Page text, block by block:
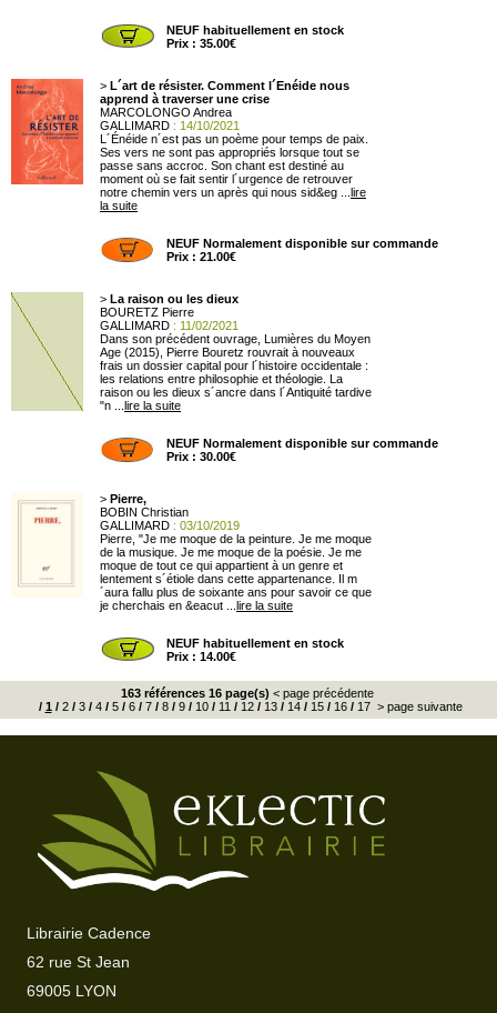
NEUF habituellement en stock
Prix : 35.00€
> L´art de résister. Comment l´Enéide nous
apprend à traverser une crise
MARCOLONGO Andrea
GALLIMARD : 14/10/2021
L´Énéide n´est pas un poème pour temps de paix.
Ses vers ne sont pas appropriés lorsque tout se
passe sans accroc. Son chant est destiné au
moment où se fait sentir l´urgence de retrouver
notre chemin vers un après qui nous sid&eg ... lire
la suite
NEUF Normalement disponible sur commande
Prix : 21.00€
> La raison ou les dieux
BOURETZ Pierre
GALLIMARD : 11/02/2021
Dans son précédent ouvrage, Lumières du Moyen
Age (2015), Pierre Bouretz rouvrait à nouveaux
frais un dossier capital pour l´histoire occidentale :
les relations entre philosophie et théologie. La
raison ou les dieux s´ancre dans l´Antiquité tardive
"n ... lire la suite
NEUF Normalement disponible sur commande
Prix : 30.00€
> Pierre,
BOBIN Christian
GALLIMARD : 03/10/2019
Pierre, "Je me moque de la peinture. Je me moque
de la musique. Je me moque de la poésie. Je me
moque de tout ce qui appartient à un genre et
lentement s´étiole dans cette appartenance. Il m
´aura fallu plus de soixante ans pour savoir ce que
je cherchais en &eacut ... lire la suite
NEUF habituellement en stock
Prix : 14.00€
163 références 16 page(s) < page précédente
/ 1 /2/3/4/5/6/7/8/9/10/11 /12/13/14/15/16/17 > page suivante
Librairie Cadence
62 rue St Jean
69005 LYON